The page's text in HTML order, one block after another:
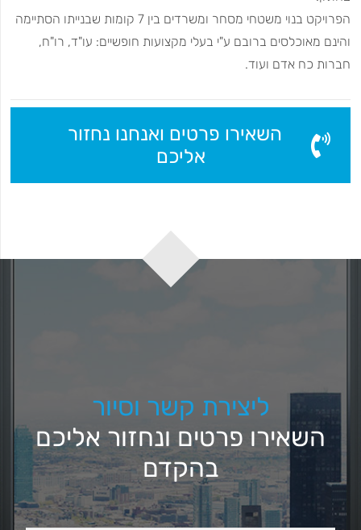
הפרויקט בנוי משטחי מסחר ומשרדים בין 7 קומות שבנייתו הסתיימה
והינם מאוכלסים ברובם ע"י בעלי מקצועות חופשיים: עו"ד, רו"ח,
חברות כח אדם ועוד.
השאירו פרטים ואנחנו נחזור
אליכם
ליצירת קשר וסיור
השאירו פרטים ונחזור אליכם
בהקדם